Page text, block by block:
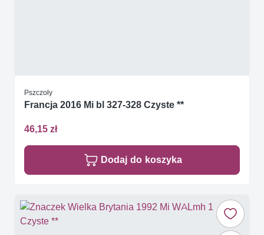
Pszczoły
Francja 2016 Mi bl 327-328 Czyste **
46,15 zł
Dodaj do koszyka